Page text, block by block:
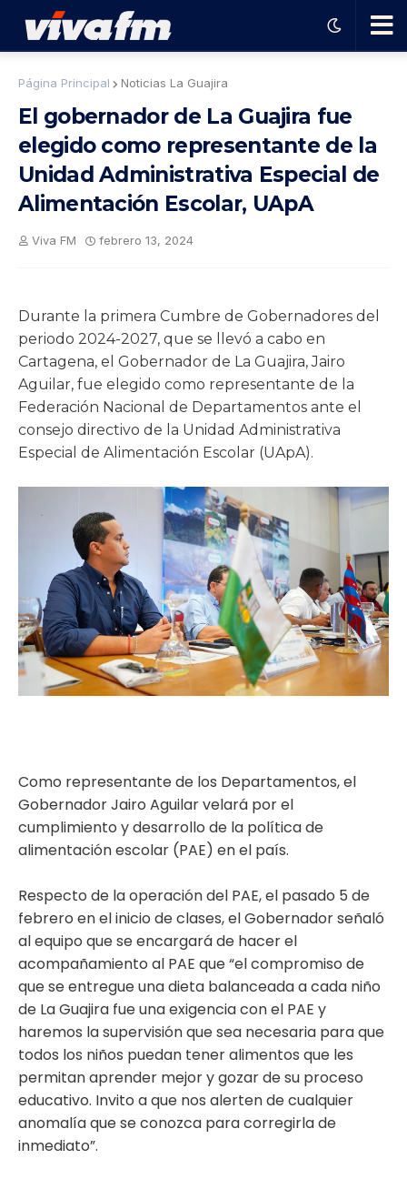
Ha
ble
pro
gra
ma
Página Principal Noticias La Guajira
El gobernador de La Guajira fue
elegido como representante de la
Unidad Administrativa Especial de
Alimentación Escolar, UApA
Viva FM febrero 13, 2024
Durante la primera Cumbre de Gobernadores del
periodo 2024-2027, que se llevó a cabo en
Cartagena, el Gobernador de La Guajira, Jairo
Aguilar, fue elegido como representante de la
Federación Nacional de Departamentos ante el
consejo directivo de la Unidad Administrativa
Especial de Alimentación Escolar (UApA).
Como representante de los Departamentos, el
Gobernador Jairo Aguilar velará por el
cumplimiento y desarrollo de la política de
alimentación escolar (PAE) en el país.
Respecto de la operación del PAE, el pasado 5 de
febrero en el inicio de clases, el Gobernador señaló
al equipo que se encargará de hacer el
acompañamiento al PAE que “el compromiso de
que se entregue una dieta balanceada a cada niño
de La Guajira fue una exigencia con el PAE y
haremos la supervisión que sea necesaria para que
todos los niños puedan tener alimentos que les
permitan aprender mejor y gozar de su proceso
educativo. Invito a que nos alerten de cualquier
anomalía que se conozca para corregirla de
inmediato”.